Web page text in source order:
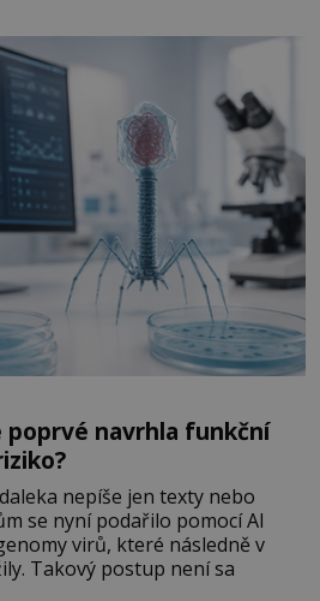
za nejstarší známý
Přesto ani po více než sto
poprvé navrhla funkční
nepíše jen texty nebo
se nyní podařilo pomocí AI
virů, které následně v
Takový postup není sa